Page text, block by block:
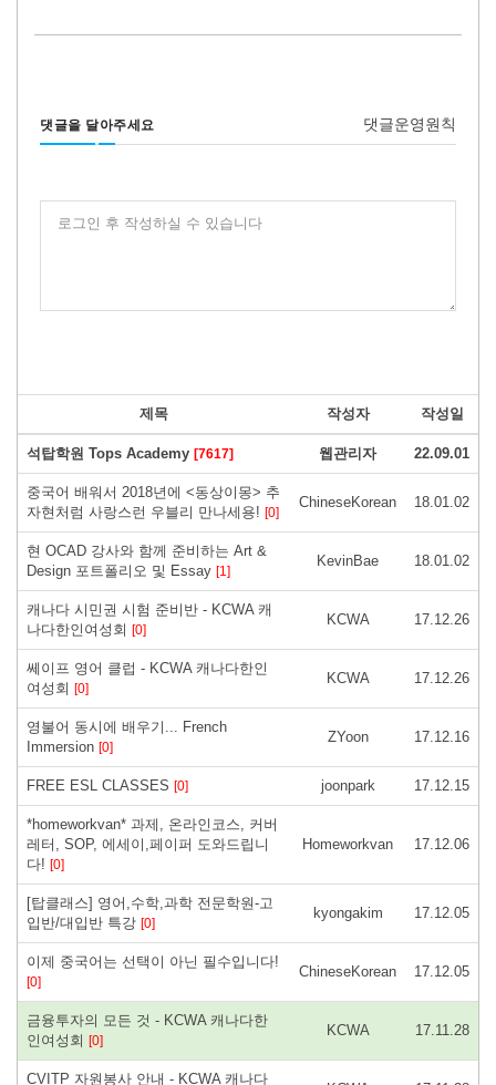
댓글을 달아주세요 댓글운영원칙
로그인 후 작성하실 수 있습니다
제목 작성자 작성일
석탑학원 Tops Academy [7617] 웹관리자 22.09.01
중국어 배워서 2018년에 <동상이몽> 추
자현처럼 사랑스런 우블리 만나세용! [0]
ChineseKorean 18.01.02
현 OCAD 강사와 함께 준비하는 Art &
Design 포트폴리오 및 Essay [1]
KevinBae 18.01.02
캐나다 시민권 시험 준비반 - KCWA 캐
나다한인여성회 [0]
KCWA 17.12.26
쎄이프 영어 클럽 - KCWA 캐나다한인
여성회 [0]
KCWA 17.12.26
영불어 동시에 배우기... French
Immersion [0]
ZYoon 17.12.16
FREE ESL CLASSES [0] joonpark 17.12.15
*homeworkvan* 과제, 온라인코스, 커버
레터, SOP, 에세이,페이퍼 도와드립니
다! [0]
Homeworkvan 17.12.06
[탑클래스] 영어,수학,과학 전문학원-고
입반/대입반 특강 [0]
kyongakim 17.12.05
이제 중국어는 선택이 아닌 필수입니다!
[0]
ChineseKorean 17.12.05
금융투자의 모든 것 - KCWA 캐나다한
인여성회 [0]
KCWA 17.11.28
CVITP 자원봉사 안내 - KCWA 캐나다